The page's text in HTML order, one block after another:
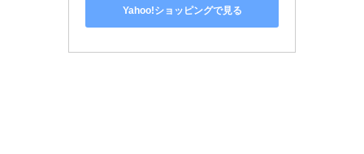
Yahoo!ショッピングで見る